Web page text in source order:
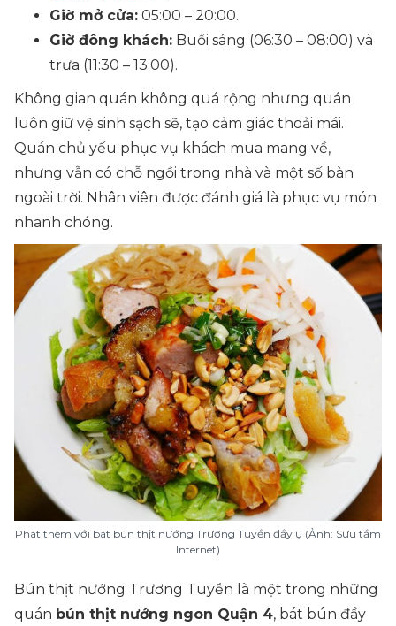
Giờ mở cửa: 05:00 – 20:00.
Giờ đông khách: Buổi sáng (06:30 – 08:00) và
trưa (11:30 – 13:00).
Không gian quán không quá rộng nhưng quán
luôn giữ vệ sinh sạch sẽ, tạo cảm giác thoải mái.
Quán chủ yếu phục vụ khách mua mang về,
nhưng vẫn có chỗ ngồi trong nhà và một số bàn
ngoài trời. Nhân viên được đánh giá là phục vụ món
nhanh chóng.
Phát thèm với bát bún thịt nướng Trương Tuyền đầy ụ (Ảnh: Sưu tầm
Internet)
Bún thịt nướng Trương Tuyền là một trong những
quán bún thịt nướng ngon Quận 4, bát bún đầy